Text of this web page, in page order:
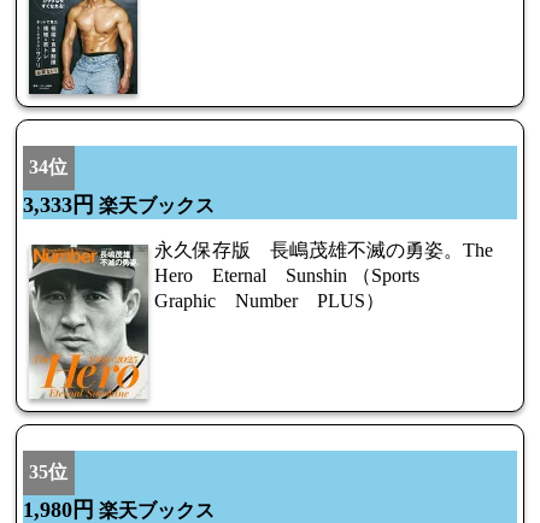
34位
3,333円 楽天ブックス
永久保存版 長嶋茂雄不滅の勇姿。The
Hero Eternal Sunshin （Sports
Graphic Number PLUS）
35位
1,980円 楽天ブックス